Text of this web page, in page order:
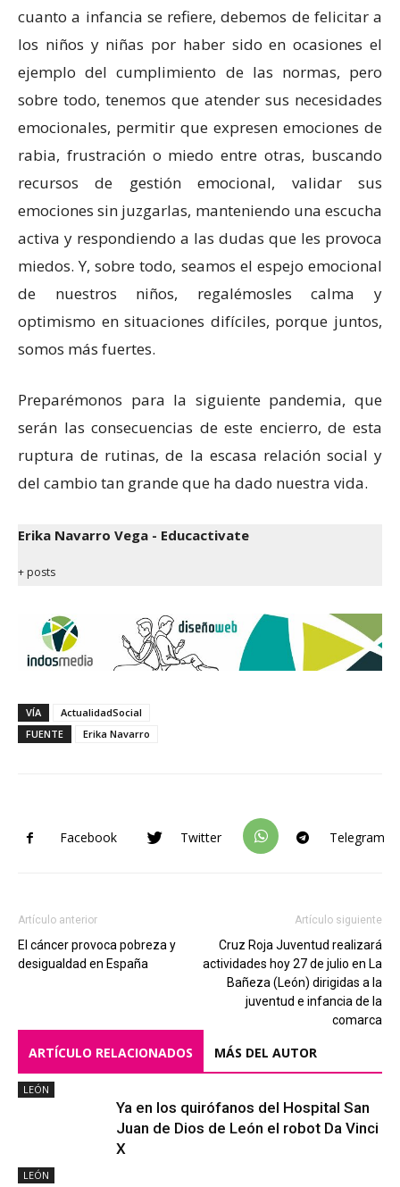
cuanto a infancia se refiere, debemos de felicitar a
los niños y niñas por haber sido en ocasiones el
ejemplo del cumplimiento de las normas, pero
sobre todo, tenemos que atender sus necesidades
emocionales, permitir que expresen emociones de
rabia, frustración o miedo entre otras, buscando
recursos de gestión emocional, validar sus
emociones sin juzgarlas, manteniendo una escucha
activa y respondiendo a las dudas que les provoca
miedos. Y, sobre todo, seamos el espejo emocional
de nuestros niños, regalémosles calma y
optimismo en situaciones difíciles, porque juntos,
somos más fuertes.
Preparémonos para la siguiente pandemia, que
serán las consecuencias de este encierro, de esta
ruptura de rutinas, de la escasa relación social y
del cambio tan grande que ha dado nuestra vida.
Erika Navarro Vega - Educactivate
+ posts
VÍA
ActualidadSocial
FUENTE
Erika Navarro
Facebook Twitter Telegram
Artículo anterior
El cáncer provoca pobreza y
desigualdad en España
Artículo siguiente
Cruz Roja Juventud realizará
actividades hoy 27 de julio en La
Bañeza (León) dirigidas a la
juventud e infancia de la
comarca
ARTÍCULO RELACIONADOS MÁS DEL AUTOR
LEÓN
Ya en los quirófanos del Hospital San
Juan de Dios de León el robot Da Vinci
X
LEÓN